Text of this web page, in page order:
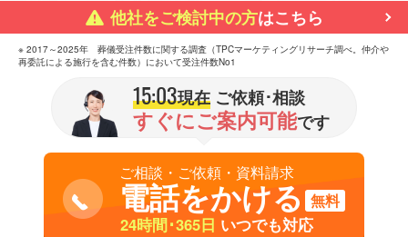
他社をご検討中の方はこちら
※ 2017～2025年 葬儀受注件数に関する調査（TPCマーケティングリサーチ調べ。仲介や
再委託による施行を含む件数）において受注件数No1
15:03現在ご依頼･相談
すぐにご案内可能です
ご相談・ご依頼・資料請求
電話をかける 無料
24時間･365日 いつでも対応